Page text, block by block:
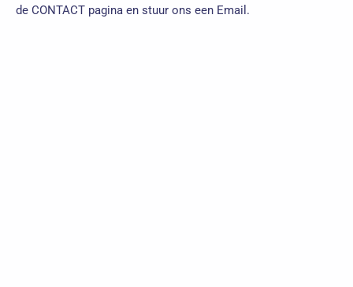
de CONTACT pagina en stuur ons een Email.